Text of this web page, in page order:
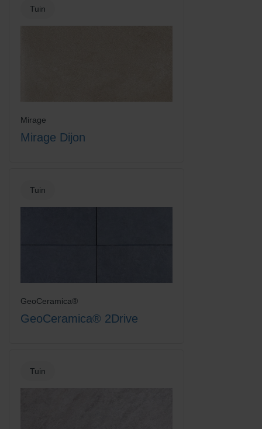
Tuin
Mirage
Mirage Dijon
Tuin
GeoCeramica®
GeoCeramica® 2Drive
Tuin